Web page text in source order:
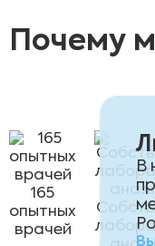
Почему
165
опытных
врачей
В